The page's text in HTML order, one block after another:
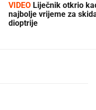
VIDEO
najbolje vrijeme za
dioptrije